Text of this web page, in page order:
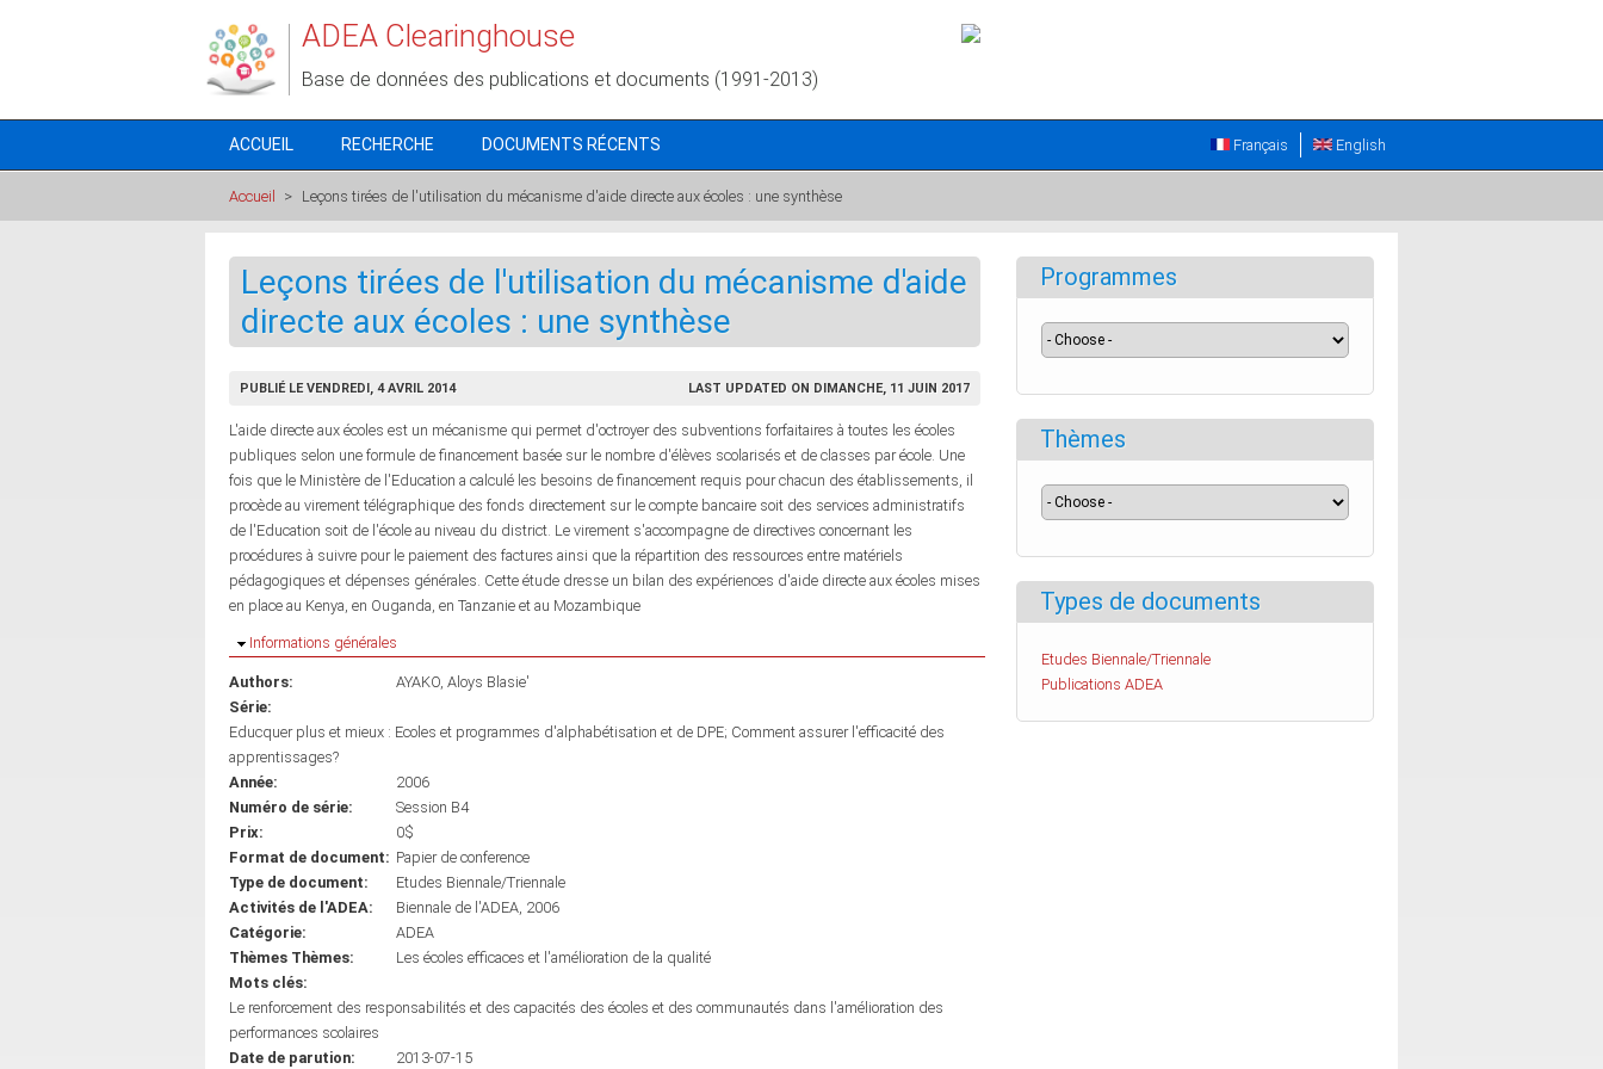
ADEA Clearinghouse
Base de données des publications et documents (1991-2013)
ACCUEIL RECHERCHE DOCUMENTS RÉCENTS English
Français
Accueil > Leçons tirées de l'utilisation du mécanisme d'aide directe aux écoles : une synthèse
Leçons tirées de l'utilisation du mécanisme d'aide
directe aux écoles : une synthèse
PUBLIÉ LE VENDREDI, 4 AVRIL 2014 LAST UPDATED ON DIMANCHE, 11 JUIN 2017
L'aide directe aux écoles est un mécanisme qui permet d'octroyer des subventions forfaitaires à toutes les écoles
publiques selon une formule de financement basée sur le nombre d'élèves scolarisés et de classes par école. Une
fois que le Ministère de l'Education a calculé les besoins de financement requis pour chacun des établissements, il
procède au virement télégraphique des fonds directement sur le compte bancaire soit des services administratifs
de l'Education soit de l'école au niveau du district. Le virement s'accompagne de directives concernant les
procédures à suivre pour le paiement des factures ainsi que la répartition des ressources entre matériels
pédagogiques et dépenses générales. Cette étude dresse un bilan des expériences d'aide directe aux écoles mises
en place au Kenya, en Ouganda, en Tanzanie et au Mozambique
Masquer
Informations générales
Authors:
AYAKO, Aloys Blasie'
Série:
Educquer plus et mieux : Ecoles et programmes d'alphabétisation et de DPE; Comment assurer l'efficacité des
apprentissages?
Année:
2006
Numéro de série:
Session B4
Prix:
0$
Format de document: Papier de conference
Type de document:
Etudes Biennale/Triennale
Activités de l'ADEA:
Biennale de l'ADEA, 2006
Catégorie:
ADEA
Thèmes Thèmes:
Les écoles efficaces et l'amélioration de la qualité
Mots clés:
Le renforcement des responsabilités et des capacités des écoles et des communautés dans l'amélioration des
performances scolaires
Date de parution:
2013-07-15
Programmes
Thèmes
Types de documents
Etudes Biennale/Triennale
Publications ADEA